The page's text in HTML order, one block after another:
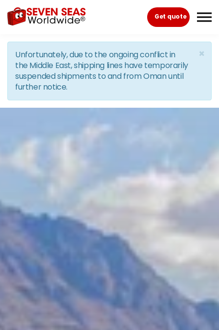
Skip to the content
Get quote
×
Unfortunately, due to the ongoing conflict in
the Middle East, shipping lines have temporarily
suspended shipments to and from Oman until
further notice.